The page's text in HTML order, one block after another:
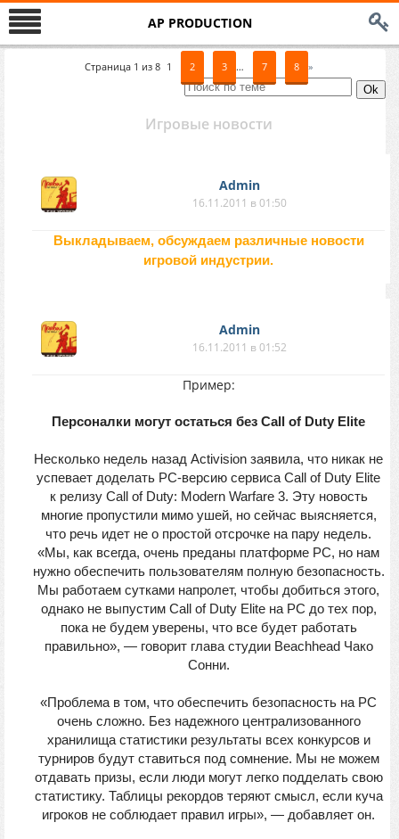
AP PRODUCTION
Страница 1 из 8 1 2 3 … 7 8 »
Игровые новости
Аdmin
16.11.2011 в 01:50
Выкладываем, обсуждаем различные новости
игровой индустрии.
Аdmin
16.11.2011 в 01:52
Пример:
Персоналки могут остаться без Call of Duty Elite
Несколько недель назад Activision заявила, что никак не
успевает доделать PC-версию сервиса Call of Duty Elite
к релизу Call of Duty: Modern Warfare 3. Эту новость
многие пропустили мимо ушей, но сейчас выясняется,
что речь идет не о простой отсрочке на пару недель.
«Мы, как всегда, очень преданы платформе PC, но нам
нужно обеспечить пользователям полную безопасность.
Мы работаем сутками напролет, чтобы добиться этого,
однако не выпустим Call of Duty Elite на PC до тех пор,
пока не будем уверены, что все будет работать
правильно», — говорит глава студии Beachhead Чако
Сонни.
«Проблема в том, что обеспечить безопасность на PC
очень сложно. Без надежного централизованного
хранилища статистики результаты всех конкурсов и
турниров будут ставиться под сомнение. Мы не можем
отдавать призы, если люди могут легко подделать свою
статистику. Таблицы рекордов теряют смысл, если куча
игроков не соблюдает правил игры», — добавляет он.